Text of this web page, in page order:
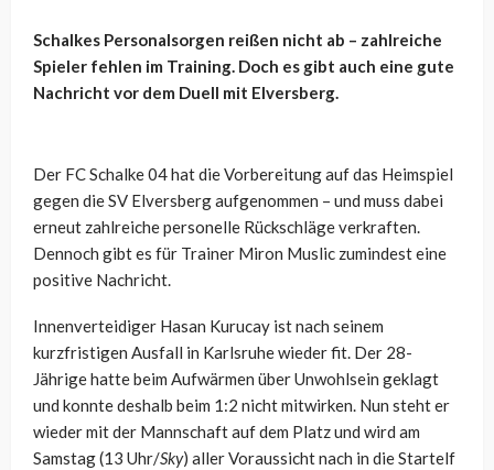
Schalkes Personalsorgen reißen nicht ab – zahlreiche
Spieler fehlen im Training. Doch es gibt auch eine gute
Nachricht vor dem Duell mit Elversberg.
Der FC Schalke 04 hat die Vorbereitung auf das Heimspiel
gegen die SV Elversberg aufgenommen – und muss dabei
erneut zahlreiche personelle Rückschläge verkraften.
Dennoch gibt es für Trainer Miron Muslic zumindest eine
positive Nachricht.
Innenverteidiger Hasan Kurucay ist nach seinem
kurzfristigen Ausfall in Karlsruhe wieder fit. Der 28-
Jährige hatte beim Aufwärmen über Unwohlsein geklagt
und konnte deshalb beim 1:2 nicht mitwirken. Nun steht er
wieder mit der Mannschaft auf dem Platz und wird am
Samstag (13 Uhr/Sky) aller Voraussicht nach in die Startelf